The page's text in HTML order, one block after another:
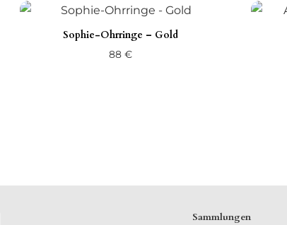
Sophie-Ohrringe – Gold
88€
Sammlungen